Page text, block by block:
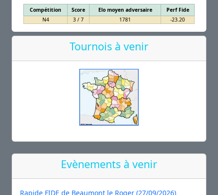
Compétition Score Elo moyen adversaire
Perf Fide
N4
3 / 7 1781 -23.20
Tournois à venir
Evènements à venir
Rapide FIDE de Beaumont le Roger (27/09/2026)